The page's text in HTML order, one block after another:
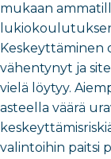
mukaan
Keskeyttäminen
vähentynyt ja
vielä löytyy.
asteella väärä
valintoihin paitsi